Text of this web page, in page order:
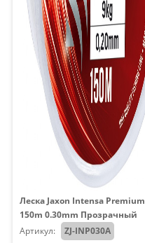
Леска Jaxon Intensa Premium
150m 0.30mm Прозрачный
Артикул:
ZJ-INP030A